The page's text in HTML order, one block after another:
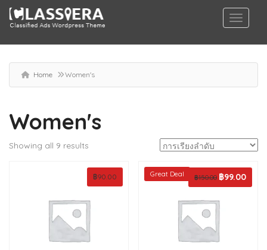
Home Women's
Women's
Showing all 9 results
฿90.00 Great Deal ฿150.00 Original
฿99.00